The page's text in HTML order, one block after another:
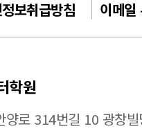
보취급방침 이메일
학원
양로 314번길 10 광창